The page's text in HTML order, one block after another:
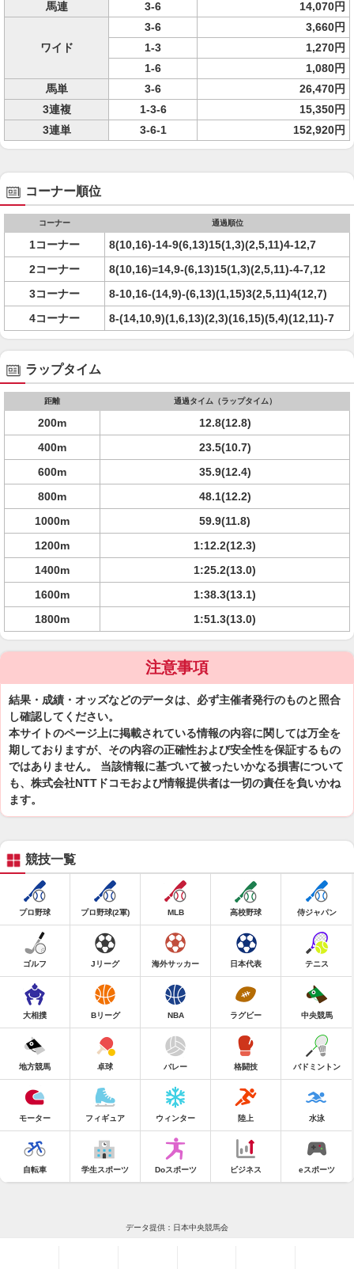
馬連
3-6 14,070円
ワイド
3-6
3,660円
1-3
1,270円
1-6
1,080円
馬単
3-6
26,470円
3連複
1-3-6
15,350円
3連単
3-6-1 152,920円
コーナー順位
コーナー 通過順位
1コーナー
8(10,16)-14-9(6,13)15(1,3)(2,5,11)4-12,7
2コーナー
8(10,16)=14,9-(6,13)15(1,3)(2,5,11)-4-7,12
3コーナー
8-10,16-(14,9)-(6,13)(1,15)3(2,5,11)4(12,7)
4コーナー
8-(14,10,9)(1,6,13)(2,3)(16,15)(5,4)(12,11)-7
ラップタイム
距離 通過タイム（ラップタイム）
200m
12.8(12.8)
400m
23.5(10.7)
600m
35.9(12.4)
800m
48.1(12.2)
1000m
59.9(11.8)
1200m
1:12.2(12.3)
1400m
1:25.2(13.0)
1600m
1:38.3(13.1)
1800m
1:51.3(13.0)
注意事項
結果・成績・オッズなどのデータは、必ず主催者発行のものと照合
し確認してください。
本サイトのページ上に掲載されている情報の内容に関しては万全を
期しておりますが、その内容の正確性および安全性を保証するもの
ではありません。 当該情報に基づいて被ったいかなる損害について
も、株式会社NTTドコモおよび情報提供者は一切の責任を負いかね
ます。
競技一覧
プロ野球 プロ野球(2軍) MLB 高校野球 侍ジャパン
ゴルフ Jリーグ 海外サッカー 日本代表 テニス
大相撲 Bリーグ NBA ラグビー 中央競馬
地方競馬 卓球 バレー 格闘技 バドミントン
モーター フィギュア ウィンター 陸上 水泳
自転車 学生スポーツ Doスポーツ ビジネス eスポーツ
データ提供：日本中央競馬会